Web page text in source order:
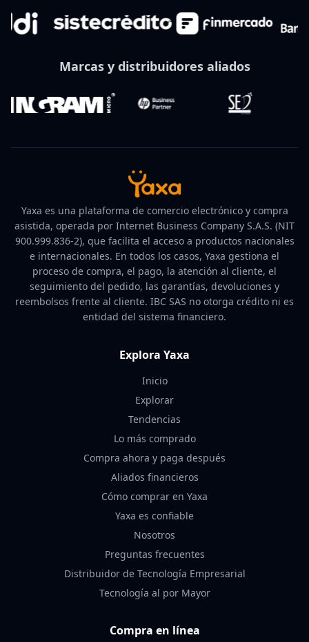
Marcas y distribuidores aliados
Yaxa es una plataforma de comercio electrónico y compra
asistida, operada por Internet Business Company S.A.S. (NIT
900.999.836-2), que facilita el acceso a productos nacionales
e internacionales. En todos los casos, Yaxa gestiona el
proceso de compra, el pago, la atención al cliente, el
seguimiento del pedido, las garantías, devoluciones y
reembolsos frente al cliente. IBC SAS no otorga crédito ni es
entidad del sistema financiero.
Explora Yaxa
Inicio
Explorar
Tendencias
Lo más comprado
Compra ahora y paga después
Aliados financieros
Cómo comprar en Yaxa
Yaxa es confiable
Nosotros
Preguntas frecuentes
Distribuidor de Tecnología Empresarial
Tecnología al por Mayor
Compra en línea